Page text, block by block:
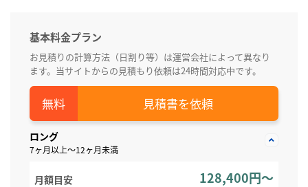
基本料金プラン
お見積りの計算方法（日割り等）は運営会社によって異なり
ます。当サイトからの見積もり依頼は24時間対応中です。
見積書を依頼
ロング
7ヶ月以上～12ヶ月未満
月額目安 128,400円～